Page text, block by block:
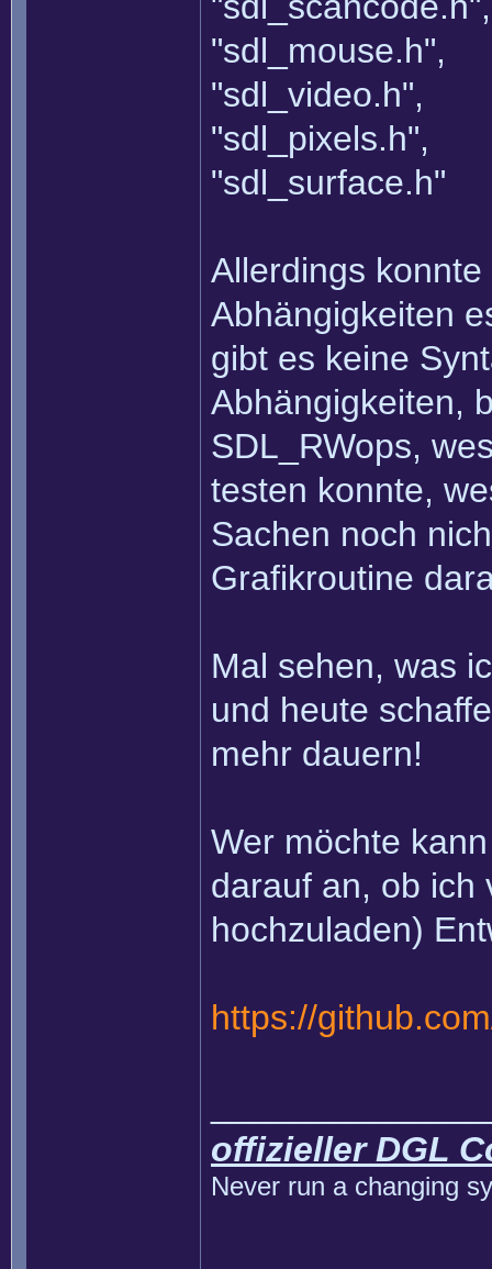
"sdl_mouse.h",
"sdl_video.h",
"sdl_pixels.h",
"sdl_surface.h"
Allerdings
Abhängigkeiten
gibt es keine
Abhängigkeiten,
SDL_RWops,
testen konnte,
Sachen noch
Grafikroutine
Mal sehen, was
und heute
mehr dauern!
Wer möchte
darauf an, ob ich
hochzuladen)
https://
offizieller DGL
Never run a changing